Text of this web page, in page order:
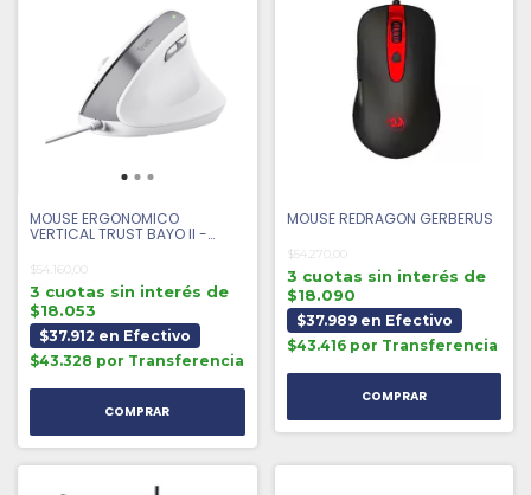
MOUSE ERGONOMICO
VERTICAL TRUST BAYO II -
$54.160,00
3 cuotas sin interés de
$18.053
$37.912 en Efectivo
$43.328 por Transferencia
MOUSE REDRAGON GERBERUS
$54.270,00
3 cuotas sin interés de
$18.090
$37.989 en Efectivo
$43.416 por Transferencia